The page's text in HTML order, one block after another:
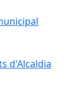
d'Alcaldia